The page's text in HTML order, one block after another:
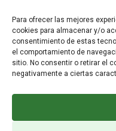
Para ofrecer las mejores
cookies para almacenar y/o
consentimiento de estas
el comportamiento de
sitio. No consentir o retirar el
negativamente a ciertas
Preguntas Frecuentes
ATENCIÓN AL CLIENTE